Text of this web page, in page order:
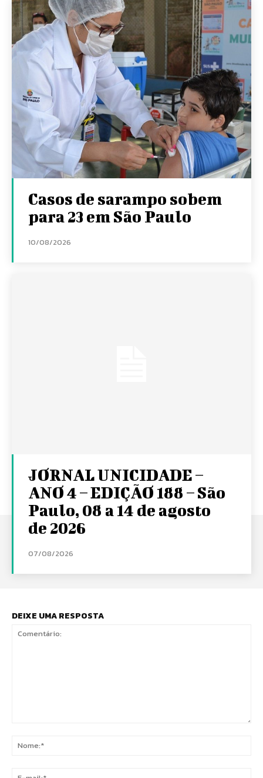
Casos de sarampo sobem
para 23 em São Paulo
10/08/2026
JORNAL UNICIDADE –
ANO 4 – EDIÇÃO 188 – São
Paulo, 08 a 14 de agosto
de 2026
07/08/2026
DEIXE UMA RESPOSTA